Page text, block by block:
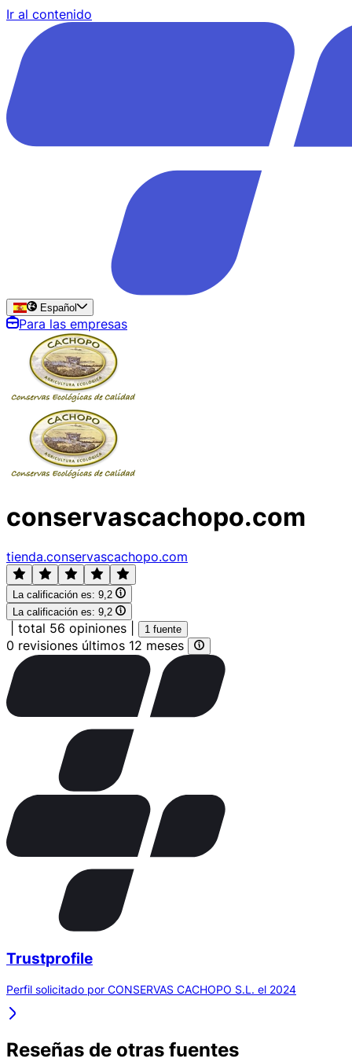
Ir al contenido
Español
Para las empresas
conservascachopo.com
tienda.conservascachopo.com
La calificación es: 9,2
La calificación es: 9,2
total 56 opiniones 1 fuente
0 revisiones últimos 12 meses
Trustprofile
Perfil solicitado por CONSERVAS CACHOPO S.L. el 2024
Reseñas de otras fuentes